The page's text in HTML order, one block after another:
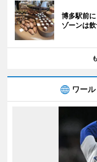
博多駅前
ゾーンは
ワー